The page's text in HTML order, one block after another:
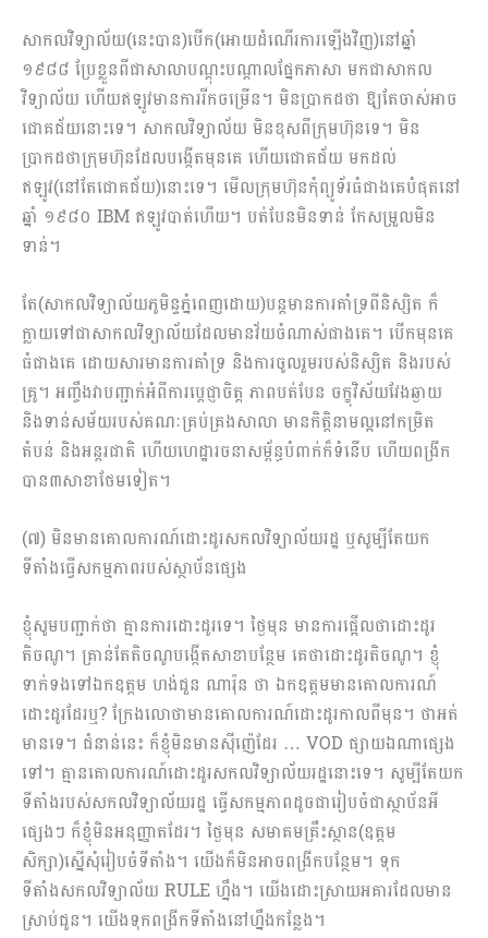
សាកលវិទ្យាល័យ(នេះបាន)បើក(អោយដំណើរការឡើងវិញ)នៅឆ្នាំ
១៩៨៨ ប្រែខ្លួនពីជាសាលាបណ្ដុះបណ្តាលផ្នែកភាសា មកជាសាកល
វិទ្យាល័យ ហើយឥឡូវមានការរីកចម្រើន។ មិនប្រាកដថា ឱ្យតែចាស់អាច
ជោគជ័យនោះទេ។ សាកលវិទ្យាល័យ មិនខុសពីក្រុមហ៊ុនទេ។ មិន
ប្រាកដថាក្រុមហ៊ុនដែលបង្កើតមុនគេ ហើយជោគជ័យ មកដល់
ឥឡូវ(នៅតែជោគជ័យ)នោះទេ។ មើលក្រុមហ៊ុនកុំព្យូទ័រធំជាងគេបំផុតនៅ
ឆ្នាំ ១៩៨០ IBM ឥឡូវបាត់ហើយ។ បត់បែនមិនទាន់ កែសម្រួលមិន
ទាន់។
តែ(សាកលវិទ្យាល័យភូមិន្ទភ្នំពេញដោយ)បន្តមានការគាំទ្រពីនិស្សិត ក៏
ក្លាយទៅជាសាកលវិទ្យាល័យដែលមានវ័យចំណាស់ជាងគេ។ បើកមុនគេ
ធំជាងគេ ដោយសារមានការគាំទ្រ និងការចូលរួមរបស់និស្សិត និងរបស់
គ្រូ។ អញ្ចឹងវាបញ្ជាក់អំពីការប្ដេជ្ញាចិត្ត ភាពបត់បែន ចក្ខុវិស័យវែងឆ្ងាយ
និងទាន់សម័យរបស់គណៈគ្រប់​គ្រង​សាលា មានកិត្តិនាមល្អនៅកម្រិត
តំបន់ និងអន្តរជាតិ ហើយហេដ្ឋារចនាសម្ព័ន្ធបំពាក់ក៏ទំនើប ហើយពង្រីក
បាន៣សាខាថែមទៀត។
(៧) មិនមានគោលការណ៍ដោះដូរសកលវិទ្យាល័យរដ្ឋ ឬសូម្បីតែយក
ទីតាំងធ្វើសកម្មភាពរបស់ស្ថាប័នផ្សេង
ខ្ញុំសូមបញ្ជាក់ថា គ្មានការដោះដូរទេ។ ថ្ងៃមុន មានការផ្អើលថាដោះដូរ
តិចណូ។ គ្រាន់តែតិចណូបង្កើតសាខាបន្ថែម គេថាដោះដូរតិចណូ។ ខ្ញុំ
ទាក់ទងទៅឯកឧត្ដម ហង់ជួន ណារ៉ុន ថា ឯកឧត្ដមមានគោលការណ៍
ដោះដូរដែរឬ? ក្រែងលោថាមានគោលការណ៍ដោះដូរកាលពីមុន។ ថាអត់
មានទេ។ ជំនាន់នេះ ក៏ខ្ញុំមិនមានស៊ីញ៉េដែរ … VOD ផ្សាយឯណាផ្សេង
ទៅ។ គ្មានគោលការណ៍ដោះដូរសកលវិទ្យាល័យរដ្ឋនោះទេ។ សូម្បីតែយក
ទីតាំងរបស់សកលវិទ្យាល័យរដ្ឋ ធ្វើសកម្មភាពដូចជារៀបចំជាស្ថាប័នអី
ផ្សេងៗ ក៏ខ្ញុំមិនអនុញ្ញាតដែរ។ ថ្ងៃមុន សមាគមគ្រឹះ​ស្ថាន(ឧត្ដម
សិក្សា)ស្នើសុំរៀបចំទីតាំង។ ​យើងក៏មិនអាចពង្រីកបន្ថែម។ ទុក
ទីតាំងសកលវិទ្យាល័យ RULE ហ្នឹង។ យើងដោះស្រាយអគារដែលមាន
ស្រាប់ជូន។ យើងទុកពង្រីកទីតាំងនៅហ្នឹងកន្លែង។